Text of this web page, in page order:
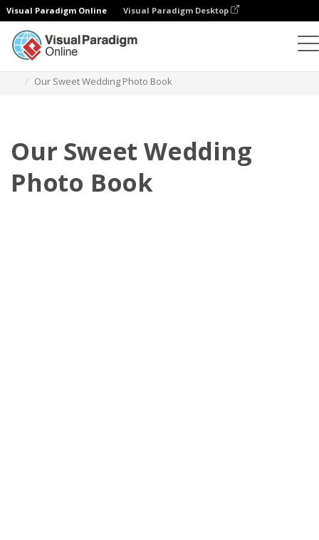
Visual Paradigm Online Visual Paradigm Desktop
Our Sweet Wedding Photo Book
Our Sweet Wedding
Photo Book